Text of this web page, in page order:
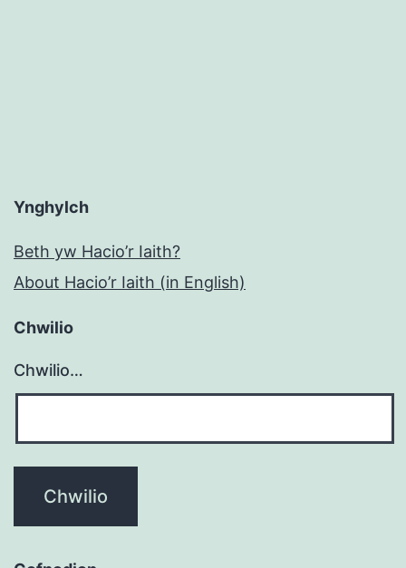
Ynghylch
Beth yw Hacio’r Iaith?
About Hacio’r Iaith (in English)
Chwilio
Chwilio…